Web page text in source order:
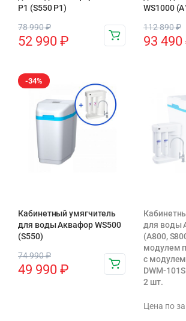
P1 (S550 P1)
78 990₽
52 990 ₽
WS1000
112 890₽
93 490
-34%
Кабинетный умягчитель
для воды Аквафор WS500
(S550)
74 990₽
49 990 ₽
для воды
(А800,
модулем
с модулем
DWM-
2 шт.
Цена по